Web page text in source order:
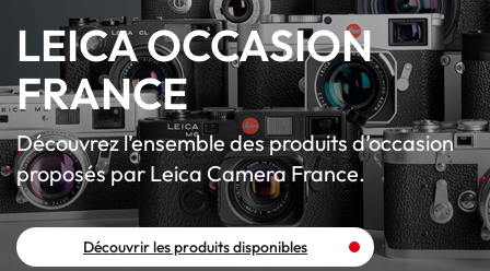
LEICA OCCASION
FRANCE
Découvrez l’ensemble des produits d’occasion
proposés par Leica Camera France.
Découvrir les produits disponibles